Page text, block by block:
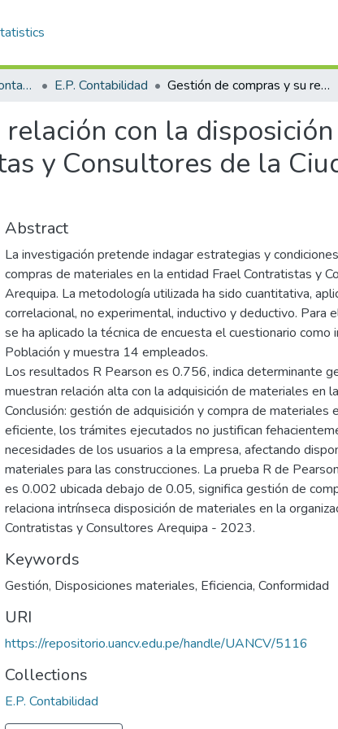
Facultad de Ciencias Contables y Financieras E.P. Contabilidad Gestión de compras y su relación con la disposición de materiales en la Empresa Frael Contratistas y Consultores de la Ciudad de Arequipa - 2023
con la
y Consultores de la
Abstract
La investigación pretende indagar estrategias y
compras de materiales en la entidad Frael Contratistas y
Arequipa. La metodología utilizada ha sido cuantitativa,
correlacional, no experimental, inductivo y deductivo. Para
se ha aplicado la técnica de encuesta el cuestionario como
Población y muestra 14 empleados.
Los resultados R Pearson es 0.756, indica determinante
muestran relación alta con la adquisición de materiales en
Conclusión: gestión de adquisición y compra de materiales
eficiente, los trámites ejecutados no justifican
necesidades de los usuarios a la empresa, afectando
materiales para las construcciones. La prueba R de
es 0.002 ubicada debajo de 0.05, significa gestión de
relaciona intrínseca disposición de materiales en la
Contratistas y Consultores Arequipa - 2023.
Keywords
Gestión, Disposiciones materiales, Eficiencia, Conformidad
URI
https://repositorio.uancv.edu.pe/handle/UANCV/5116
Collections
E.P. Contabilidad